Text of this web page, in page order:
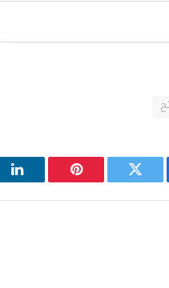
تويتر بينتيريست